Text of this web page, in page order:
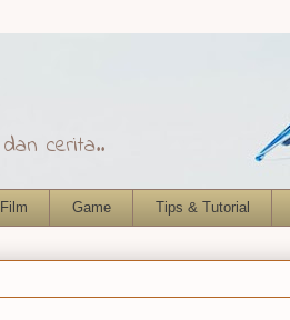
cerita..
Film Game Tips & Tutorial